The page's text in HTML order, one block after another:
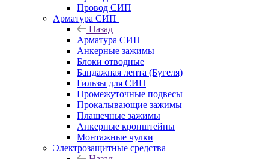
Провод СИП
Арматура СИП
Назад
Арматура СИП
Анкерные зажимы
Блоки отводные
Бандажная лента (Бугеля)
Гильзы для СИП
Промежуточные подвесы
Прокалывающие зажимы
Плашечные зажимы
Анкерные кронштейны
Монтажные чулки
Электрозащитные средства